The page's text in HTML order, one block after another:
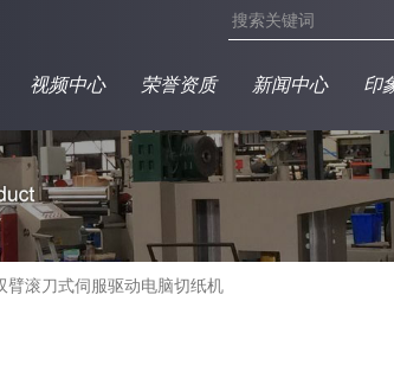
视频中心 荣誉资质 新闻中心 印
臂滚刀式伺服驱动电脑切纸机